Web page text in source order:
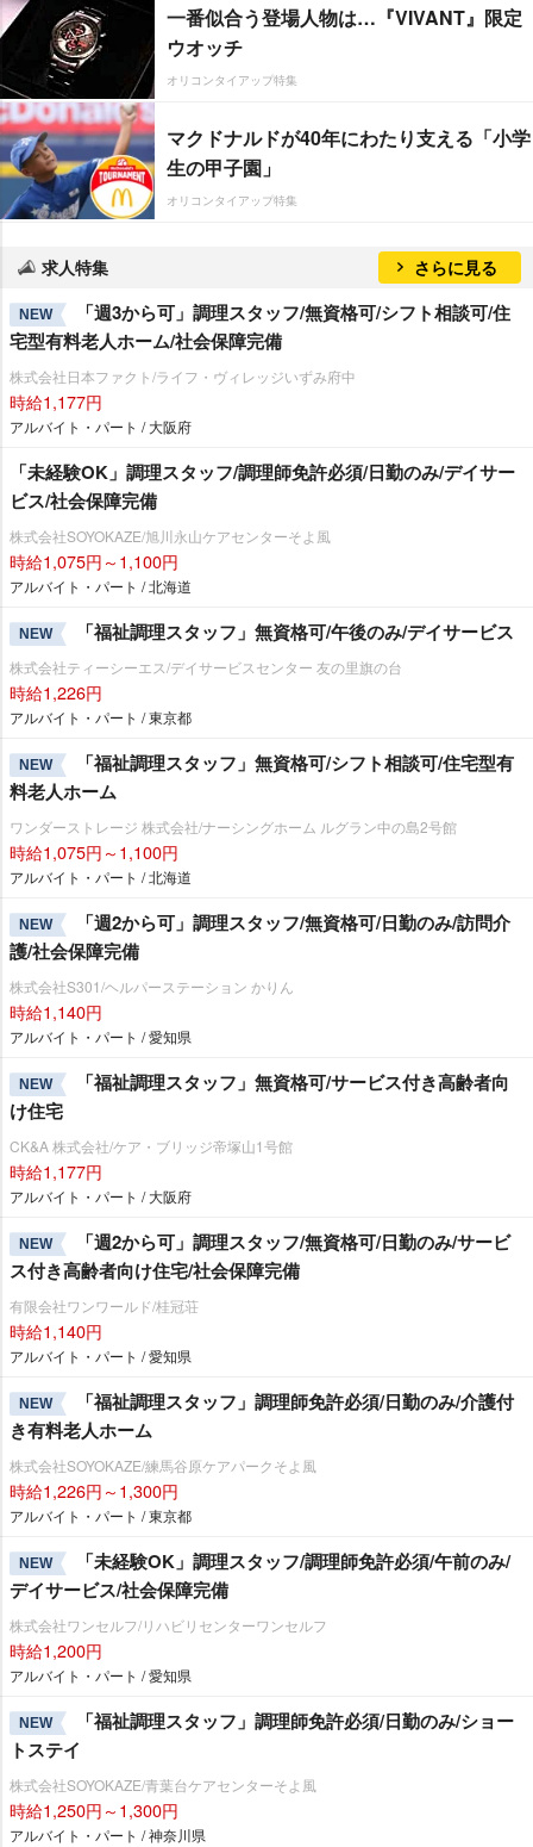
一番似合う登場人物は…『VIVANT』限定
ウオッチ
オリコンタイアップ特集
マクドナルドが40年にわたり支える「小学
生の甲子園」
オリコンタイアップ特集
求人特集 さらに見る
NEW
「週3から可」調理スタッフ/無資格可/シフト相談可/住
宅型有料老人ホーム/社会保障完備
株式会社日本ファクト/ライフ・ヴィレッジいずみ府中
時給1,177円
アルバイト・パート / 大阪府
「未経験OK」調理スタッフ/調理師免許必須/日勤のみ/デイサー
ビス/社会保障完備
株式会社SOYOKAZE/旭川永山ケアセンターそよ風
時給1,075円～1,100円
アルバイト・パート / 北海道
NEW 「福祉調理スタッフ」無資格可/午後のみ/デイサービス
株式会社ティーシーエス/デイサービスセンター 友の里旗の台
時給1,226円
アルバイト・パート / 東京都
NEW
「福祉調理スタッフ」無資格可/シフト相談可/住宅型有
料老人ホーム
ワンダーストレージ 株式会社/ナーシングホーム ルグラン中の島2号館
時給1,075円～1,100円
アルバイト・パート / 北海道
NEW
「週2から可」調理スタッフ/無資格可/日勤のみ/訪問介
護/社会保障完備
株式会社S301/ヘルパーステーション かりん
時給1,140円
アルバイト・パート / 愛知県
NEW
「福祉調理スタッフ」無資格可/サービス付き高齢者向
け住宅
CK&A 株式会社/ケア・ブリッジ帝塚山1号館
時給1,177円
アルバイト・パート / 大阪府
NEW
「週2から可」調理スタッフ/無資格可/日勤のみ/サービ
ス付き高齢者向け住宅/社会保障完備
有限会社ワンワールド/桂冠荘
時給1,140円
アルバイト・パート / 愛知県
NEW
「福祉調理スタッフ」調理師免許必須/日勤のみ/介護付
き有料老人ホーム
株式会社SOYOKAZE/練馬谷原ケアパークそよ風
時給1,226円～1,300円
アルバイト・パート / 東京都
NEW
「未経験OK」調理スタッフ/調理師免許必須/午前のみ/
デイサービス/社会保障完備
株式会社ワンセルフ/リハビリセンターワンセルフ
時給1,200円
アルバイト・パート / 愛知県
NEW
「福祉調理スタッフ」調理師免許必須/日勤のみ/ショー
トステイ
株式会社SOYOKAZE/青葉台ケアセンターそよ風
時給1,250円～1,300円
アルバイト・パート / 神奈川県